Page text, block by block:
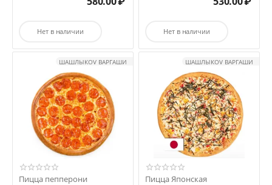
Нет в наличии Нет в наличии
ШАШЛЫКOV ВАРГАШИ
Пицца пепперони
ШАШЛЫКOV ВАРГАШИ
Пицца Японская